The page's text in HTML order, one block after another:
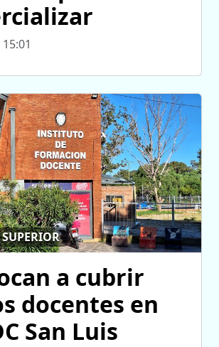
a cubrir
docentes en
San Luis